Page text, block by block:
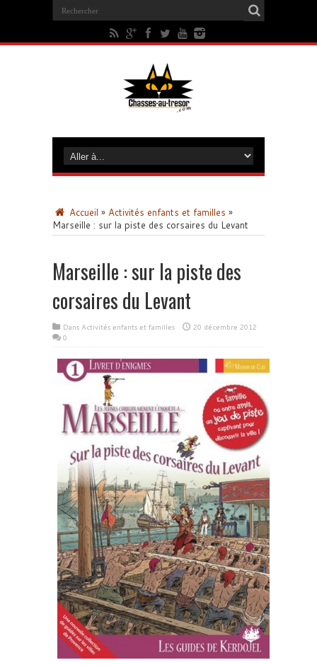
Accueil » Activités enfants et familles »
Marseille : sur la piste des corsaires du Levant
Marseille : sur la piste des
corsaires du Levant
Dans Activités enfants et familles
20 décembre 2012
0